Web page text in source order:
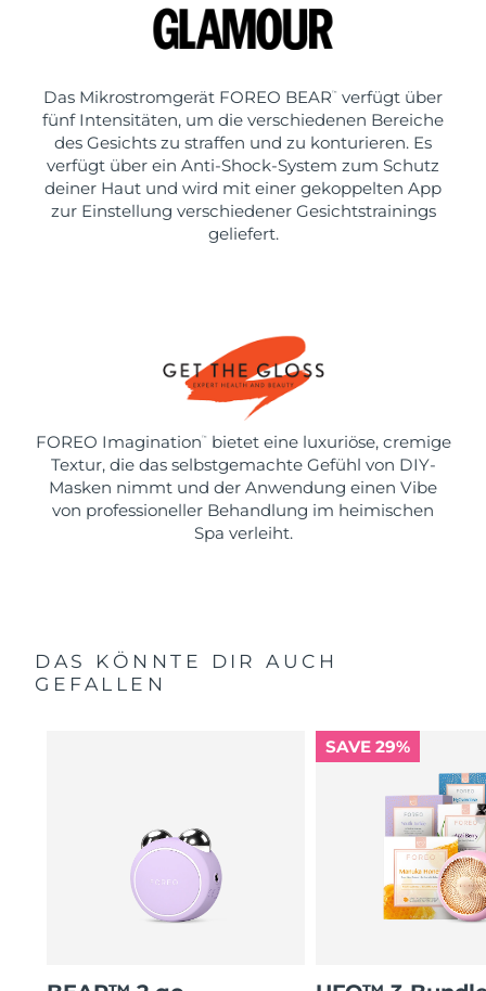
Das Mikrostromgerät FOREO BEAR ™
verfügt über
fünf Intensitäten, um die verschiedenen Bereiche
des Gesichts zu straffen und zu konturieren. Es
verfügt über ein Anti-Shock-System zum Schutz
deiner Haut und wird mit einer gekoppelten App
zur Einstellung verschiedener Gesichtstrainings
geliefert.
FOREO Imagination ™
bietet eine luxuriöse, cremige
Textur, die das selbstgemachte Gefühl von DIY-
Masken nimmt und der Anwendung einen Vibe
von professioneller Behandlung im heimischen
Spa verleiht.
DAS KÖNNTE DIR AUCH
GEFALLEN
SAVE 29%